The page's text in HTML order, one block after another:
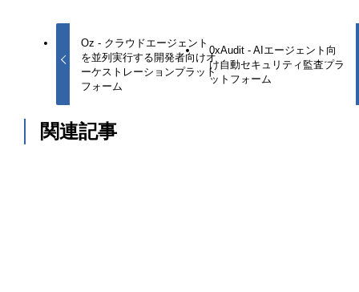
Oz - クラウドエージェント
を並列実行する開発者向けオ
ーケストレーションプラット
フォーム
0xAudit - AIエージェント向
け自動セキュリティ監査プラ
ットフォーム
関連記事